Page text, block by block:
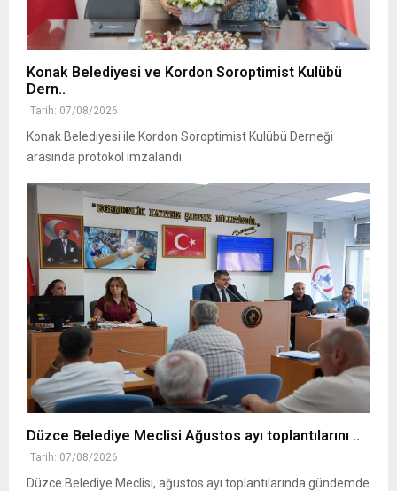
Konak Belediyesi ve Kordon Soroptimist Kulübü
Dern..
Tarih: 07/08/2026
Konak Belediyesi ile Kordon Soroptimist Kulübü Derneği
arasında protokol imzalandı.
Düzce Belediye Meclisi Ağustos ayı toplantılarını ..
Tarih: 07/08/2026
Düzce Belediye Meclisi, ağustos ayı toplantılarında gündemde